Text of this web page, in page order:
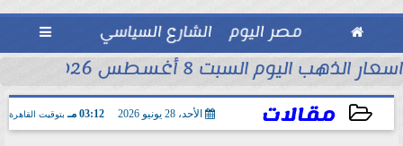
 مصر اليوم الشارع السياسي 
اسعار الذهب اليوم السبت 8 أغسطس 2026 فى محلات الصاغة
مقالات الأحد، 28 يونيو 2026 03:12 مـ بتوقيت القاهرة